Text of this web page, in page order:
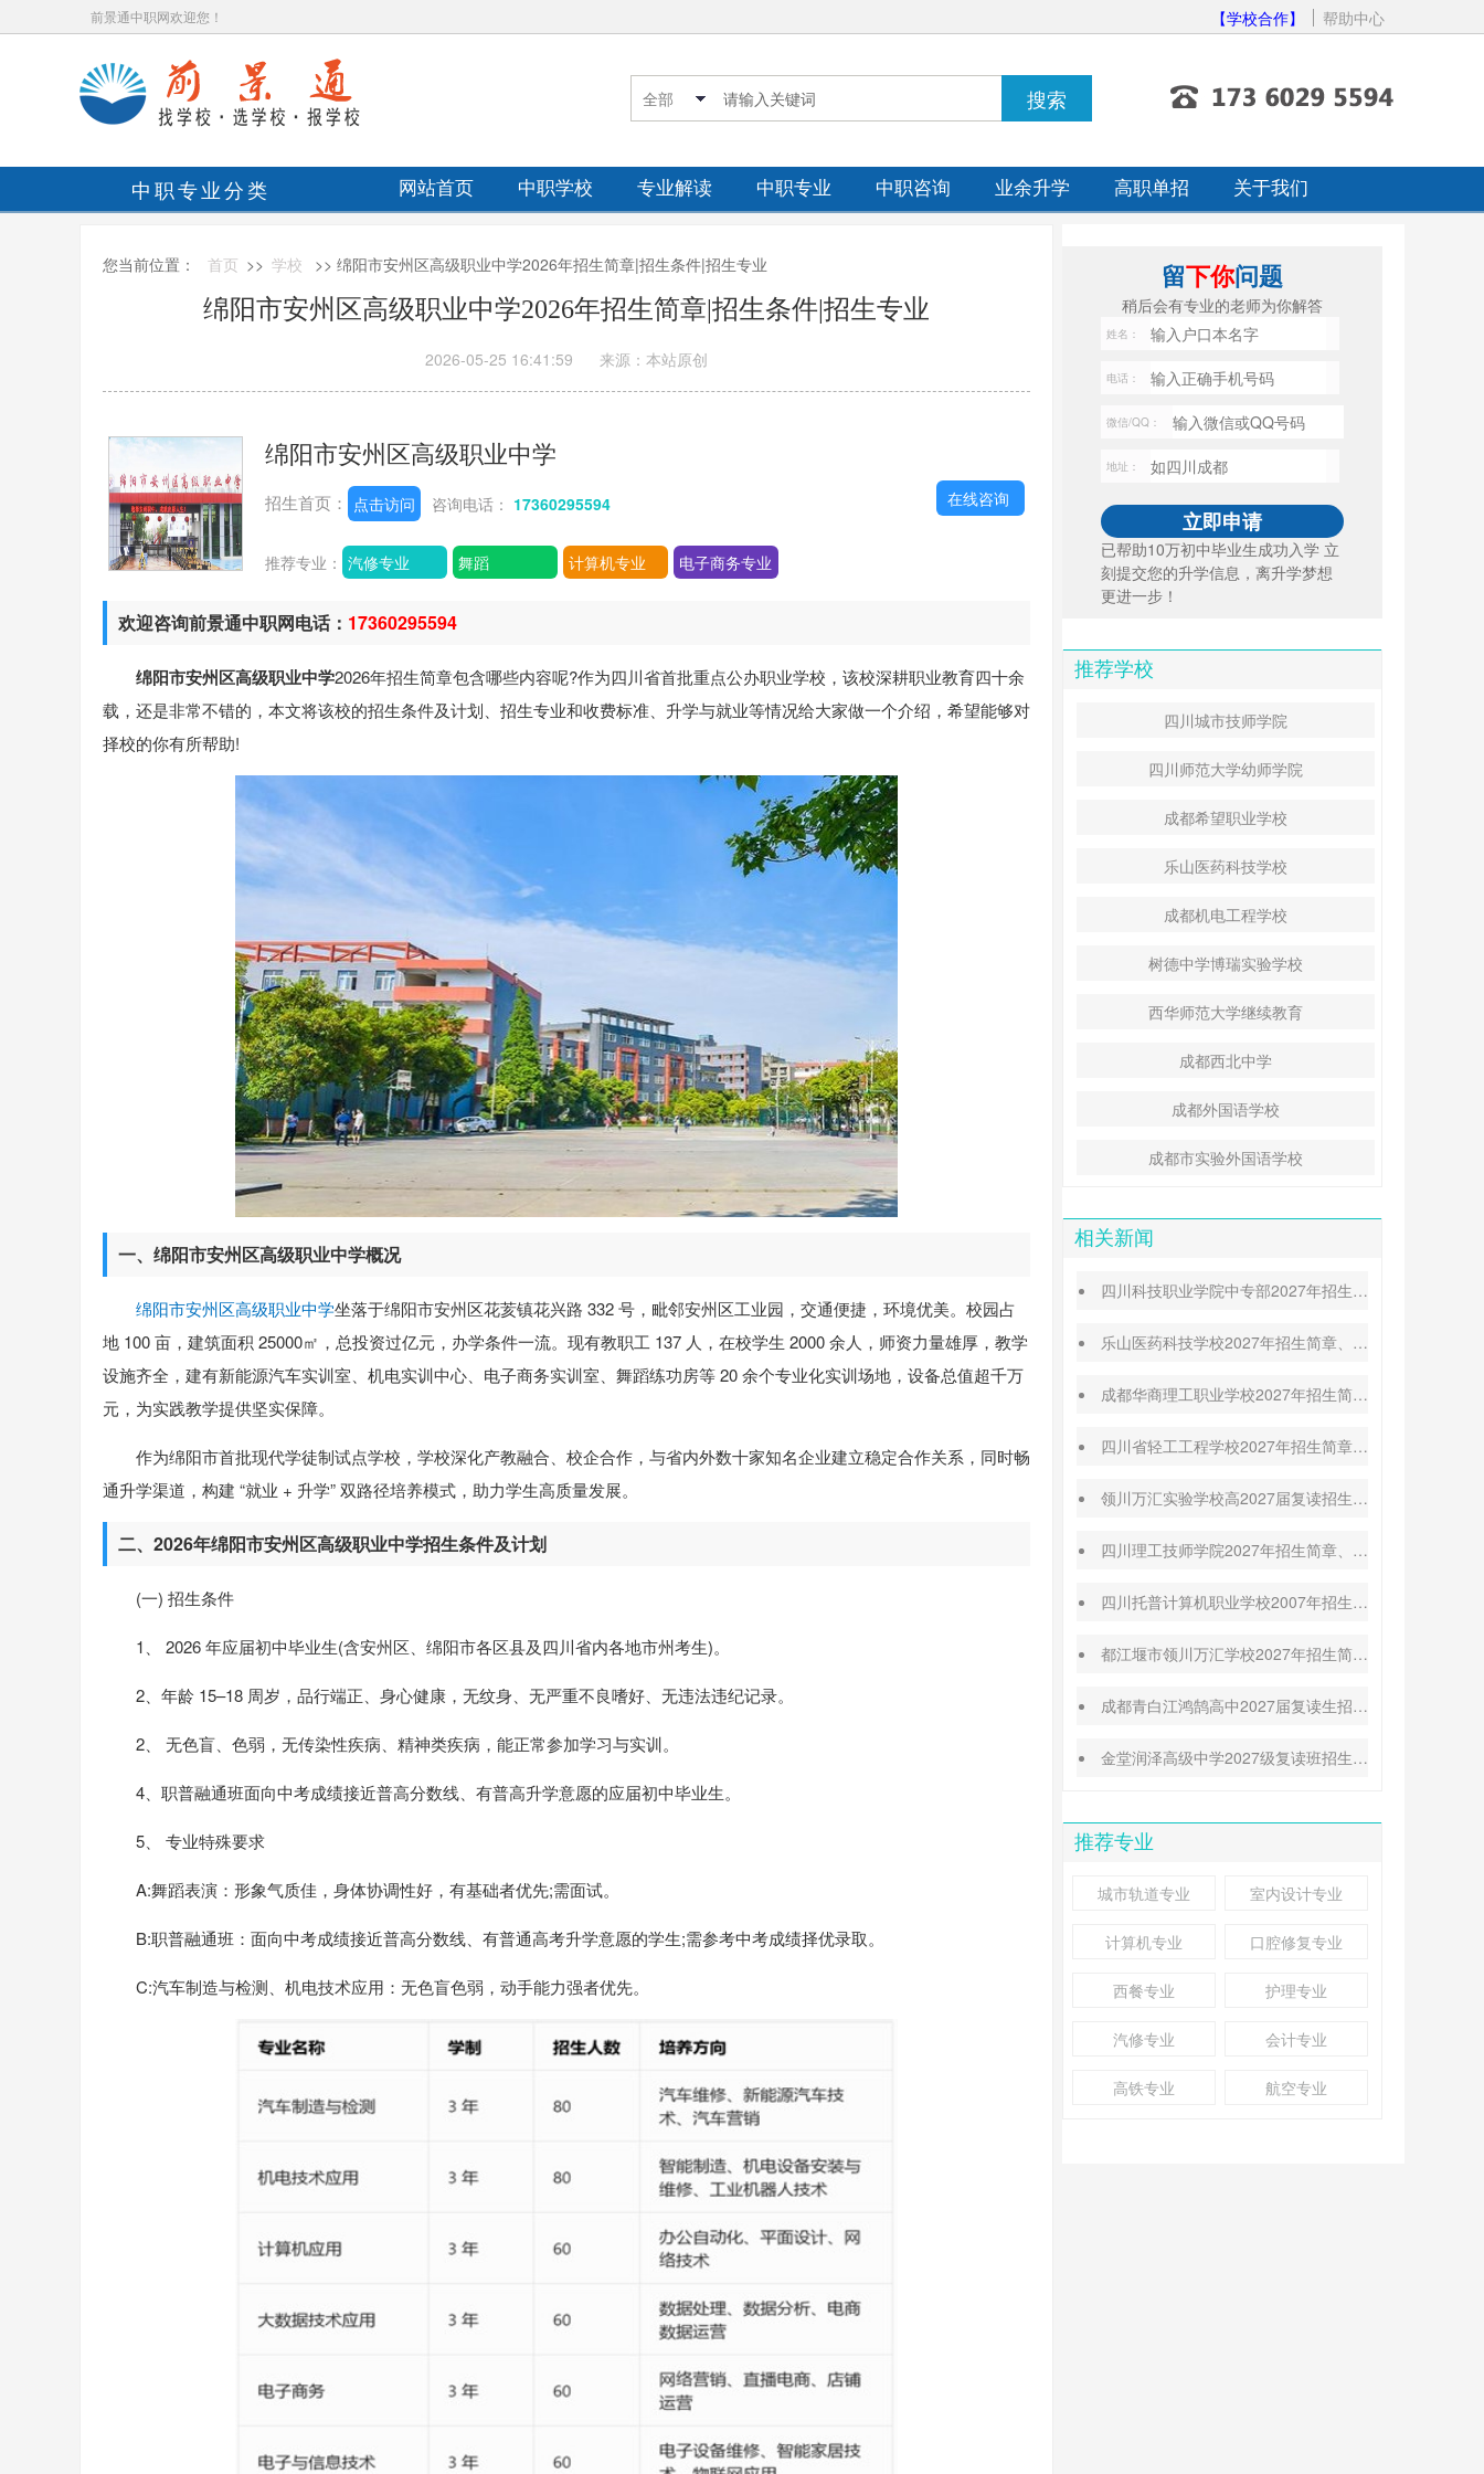
前景通中职网欢迎您！ 【学校合作】 帮助中心
中职专业分类 网站首页 中职学校 专业解读 中职专业 中职咨询 业余升学 高职单招 关于我们
您当前位置： 首页 >> 学校 >> 绵阳市安州区高级职业中学2026年招生简章|招生条件|招生专业
绵阳市安州区高级职业中学2026年招生简章|招生条件|招生专业
2026-05-25 16:41:59 来源：本站原创
绵阳市安州区高级职业中学
招生首页： 点击访问 咨询电话： 17360295594
推荐专业： 汽修专业 舞蹈 计算机专业 电子商务专业
在线咨询
欢迎咨询前景通中职网电话： 17360295594
绵阳市安州区高级职业中学2026年招生简章包含哪些内容呢?作为四川省首批重点公办职业学校，该校深耕职业教育四十余
载，还是非常不错的，本文将该校的招生条件及计划、招生专业和收费标准、升学与就业等情况给大家做一个介绍，希望能够对
择校的你有所帮助!
一、绵阳市安州区高级职业中学概况
绵阳市安州区高级职业中学坐落于绵阳市安州区花荄镇花兴路 332 号，毗邻安州区工业园，交通便捷，环境优美。校园占
地 100 亩，建筑面积 25000㎡，总投资过亿元，办学条件一流。现有教职工 137 人，在校学生 2000 余人，师资力量雄厚，教学
设施齐全，建有新能源汽车实训室、机电实训中心、电子商务实训室、舞蹈练功房等 20 余个专业化实训场地，设备总值超千万
元，为实践教学提供坚实保障。
作为绵阳市首批现代学徒制试点学校，学校深化产教融合、校企合作，与省内外数十家知名企业建立稳定合作关系，同时畅
通升学渠道，构建 “就业 + 升学” 双路径培养模式，助力学生高质量发展。
二、2026年绵阳市安州区高级职业中学招生条件及计划
(一) 招生条件
1、 2026 年应届初中毕业生(含安州区、绵阳市各区县及四川省内各地市州考生)。
2、年龄 15–18 周岁，品行端正、身心健康，无纹身、无严重不良嗜好、无违法违纪记录。
2、 无色盲、色弱，无传染性疾病、精神类疾病，能正常参加学习与实训。
4、职普融通班面向中考成绩接近普高分数线、有普高升学意愿的应届初中毕业生。
5、 专业特殊要求
A:舞蹈表演：形象气质佳，身体协调性好，有基础者优先;需面试。
B:职普融通班：面向中考成绩接近普高分数线、有普通高考升学意愿的学生;需参考中考成绩择优录取。
C:汽车制造与检测、机电技术应用：无色盲色弱，动手能力强者优先。
留下你问题
稍后会有专业的老师为你解答
姓名：
电话：
微信/QQ：
地址：
已帮助10万初中毕业生成功入学 立
刻提交您的升学信息，离升学梦想
更进一步！
推荐学校
四川城市技师学院
四川师范大学幼师学院
成都希望职业学校
乐山医药科技学校
成都机电工程学校
树德中学博瑞实验学校
西华师范大学继续教育
成都西北中学
成都外国语学校
成都市实验外国语学校
相关新闻
四川科技职业学院中专部2027年招生简章|招生专业|升学途径
乐山医药科技学校2027年招生简章、招生专业、招生对象
成都华商理工职业学校2027年招生简章|招生专业|报名条件
四川省轻工工程学校2027年招生简章|招生条件|收费标准
领川万汇实验学校高2027届复读招生简章|师资力量
四川理工技师学院2027年招生简章、招生专业、收费标准
四川托普计算机职业学校2007年招生简章|报名条件|收费标准
都江堰市领川万汇学校2027年招生简章|高考喜报
成都青白江鸿鹄高中2027届复读生招生简章|报名须知
金堂润泽高级中学2027级复读班招生简章|报名条件|收费标准
推荐专业
城市轨道专业 室内设计专业
计算机专业 口腔修复专业
西餐专业 护理专业
汽修专业 会计专业
高铁专业 航空专业